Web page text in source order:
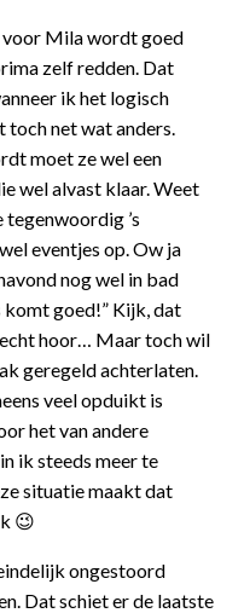
Mila wordt goed
zelf redden. Dat
ik het logisch
toch net wat anders.
moet ze wel een
wel alvast klaar. Weet
’s
eventjes op. Ow ja
nog wel in bad
komt goed!” Kijk, dat
hoor… Maar toch wil
geregeld achterlaten.
veel opduikt is
het van andere
ik steeds meer te
situatie maakt dat
😉
ongestoord
Dat schiet er de laatste